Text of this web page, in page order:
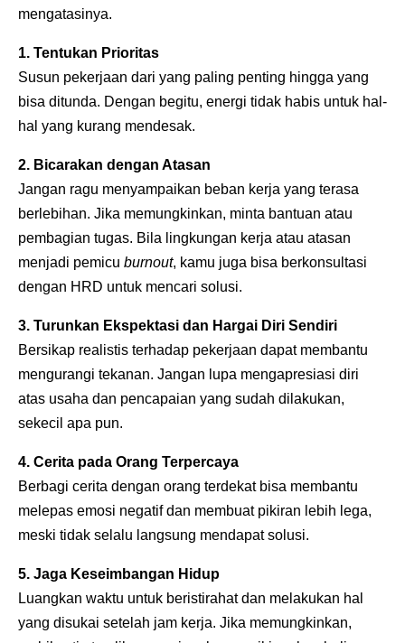
mengatasinya.
1. Tentukan Prioritas
Susun pekerjaan dari yang paling penting hingga yang
bisa ditunda. Dengan begitu, energi tidak habis untuk hal-
hal yang kurang mendesak.
2. Bicarakan dengan Atasan
Jangan ragu menyampaikan beban kerja yang terasa
berlebihan. Jika memungkinkan, minta bantuan atau
pembagian tugas. Bila lingkungan kerja atau atasan
menjadi pemicu burnout, kamu juga bisa berkonsultasi
dengan HRD untuk mencari solusi.
3. Turunkan Ekspektasi dan Hargai Diri Sendiri
Bersikap realistis terhadap pekerjaan dapat membantu
mengurangi tekanan. Jangan lupa mengapresiasi diri
atas usaha dan pencapaian yang sudah dilakukan,
sekecil apa pun.
4. Cerita pada Orang Terpercaya
Berbagi cerita dengan orang terdekat bisa membantu
melepas emosi negatif dan membuat pikiran lebih lega,
meski tidak selalu langsung mendapat solusi.
5. Jaga Keseimbangan Hidup
Luangkan waktu untuk beristirahat dan melakukan hal
yang disukai setelah jam kerja. Jika memungkinkan,